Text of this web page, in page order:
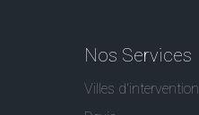
Nos Services
Villes d'intervention